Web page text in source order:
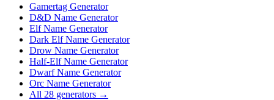
Gamertag Generator
D&D Name Generator
Elf Name Generator
Dark Elf Name Generator
Drow Name Generator
Half-Elf Name Generator
Dwarf Name Generator
Orc Name Generator
All 28 generators →